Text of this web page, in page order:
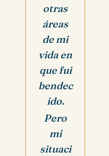
otras
áreas
de mi
vida en
que fui
bendec
ido.
Pero
mi
situaci